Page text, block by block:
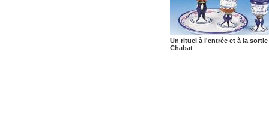
Un rituel à l'entrée et à la
Chabat